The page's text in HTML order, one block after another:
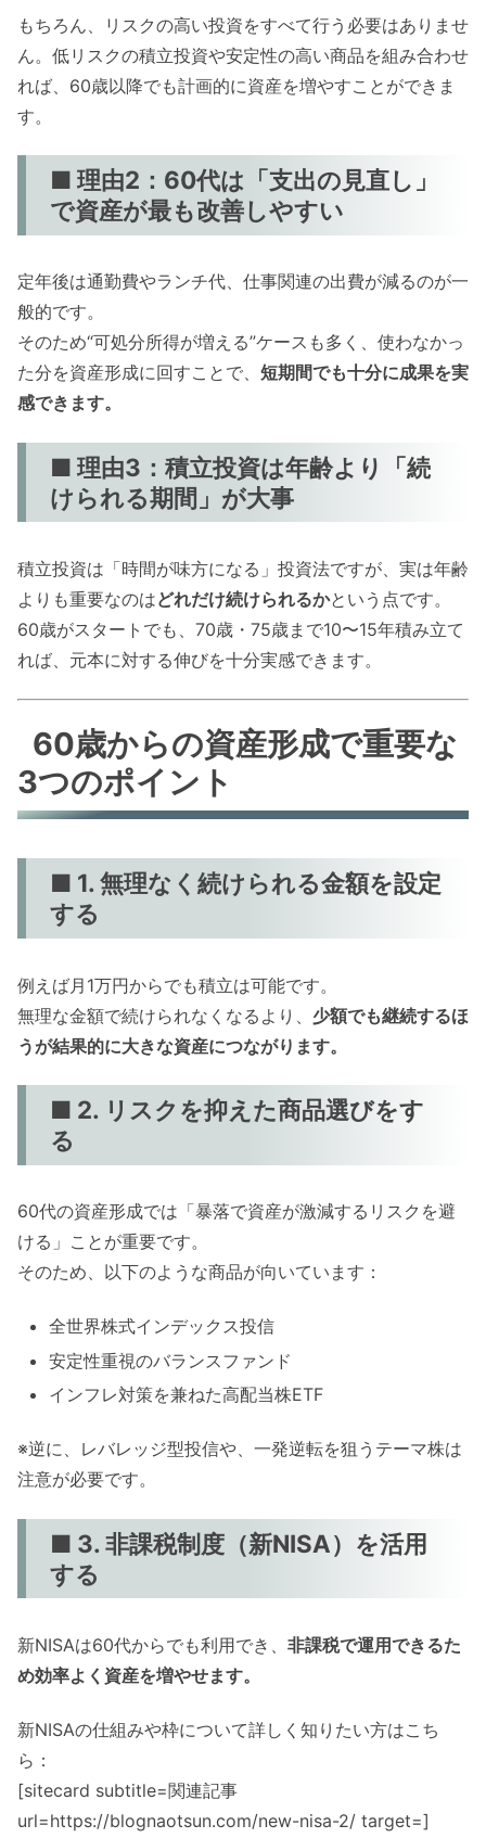
もちろん、リスクの高い投資をすべて行う必要はありませ
ん。低リスクの積立投資や安定性の高い商品を組み合わせ
れば、60歳以降でも計画的に資産を増やすことができま
す。
■ 理由2：60代は「支出の見直し」
で資産が最も改善しやすい
定年後は通勤費やランチ代、仕事関連の出費が減るのが一
般的です。
そのため“可処分所得が増える”ケースも多く、使わなかっ
た分を資産形成に回すことで、 短期間でも十分に成果を実
感できます。
■ 理由3：積立投資は年齢より「続
けられる期間」が大事
積立投資は「時間が味方になる」投資法ですが、実は年齢
よりも重要なのはどれだけ続けられるかという点です。
60歳がスタートでも、70歳・75歳まで10〜15年積み立て
れば、元本に対する伸びを十分実感できます。
60歳からの資産形成で重要な
3つのポイント
■ 1. 無理なく続けられる金額を設定
する
例えば月1万円からでも積立は可能です。
無理な金額で続けられなくなるより、 少額でも継続するほ
うが結果的に大きな資産につながります。
■ 2. リスクを抑えた商品選びをす
る
60代の資産形成では「暴落で資産が激減するリスクを避
ける」ことが重要です。
そのため、以下のような商品が向いています：
全世界株式インデックス投信
安定性重視のバランスファンド
インフレ対策を兼ねた高配当株ETF
※逆に、レバレッジ型投信や、一発逆転を狙うテーマ株は
注意が必要です。
■ 3. 非課税制度（新NISA）を活用
する
新NISAは60代からでも利用でき、 非課税で運用できるた
め効率よく資産を増やせます。
新NISAの仕組みや枠について詳しく知りたい方はこち
ら：
[sitecard subtitle=関連記事
url=https://blognaotsun.com/new-nisa-2/ target=]